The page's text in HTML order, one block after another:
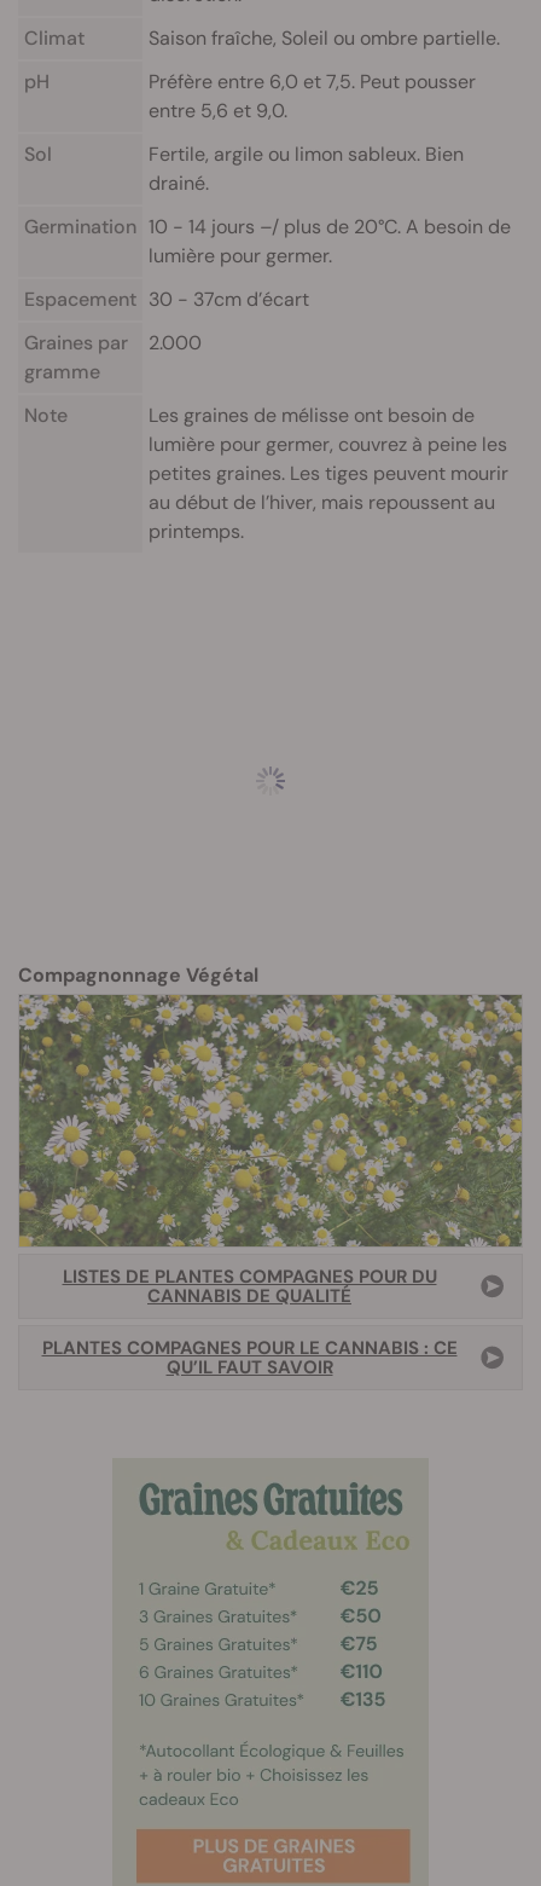
Climat
Saison fraîche, Soleil ou ombre partielle.
pH
Préfère entre 6,0 et 7,5. Peut pousser
entre 5,6 et 9,0.
Sol
Fertile, argile ou limon sableux. Bien
drainé.
Germination 10 - 14 jours –/ plus de 20°C. A besoin de
lumière pour germer.
Espacement 30 - 37cm d’écart
Graines par
gramme
2.000
Note
Les graines de mélisse ont besoin de
lumière pour germer, couvrez à peine les
petites graines. Les tiges peuvent mourir
au début de l’hiver, mais repoussent au
printemps.
Compagnonnage Végétal
LISTES DE PLANTES COMPAGNES POUR DU
CANNABIS DE QUALITÉ
PLANTES COMPAGNES POUR LE CANNABIS : CE
QU’IL FAUT SAVOIR